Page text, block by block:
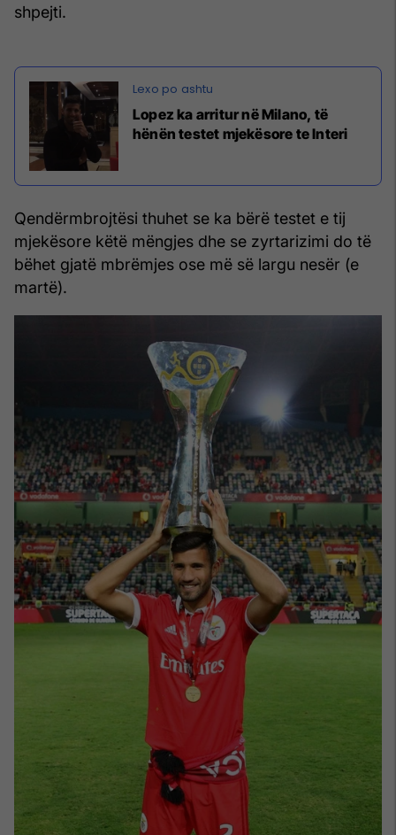
shpejti.
Lopez ka arritur në Milano, të
hënën testet mjekësore te Interi
Qendërmbrojtësi thuhet se ka bërë testet e tij
mjekësore këtë mëngjes dhe se zyrtarizimi do të
bëhet gjatë mbrëmjes ose më së largu nesër (e
martë).